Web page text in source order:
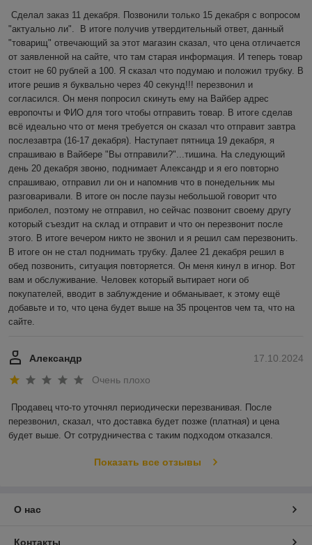
Сделал заказ 11 декабря. Позвонили только 15 декабря с вопросом
"актуально ли".  В итоге получив утвердительный ответ, данный
"товарищ" отвечающий за этот магазин сказал, что цена отличается
от заявленной на сайте, что там старая информация. И теперь товар
стоит не 60 рублей а 100. Я сказал что подумаю и положил трубку. В
итоге решив я буквально через 40 секунд!!! перезвонил и
согласился. Он меня попросил скинуть ему на Вайбер адрес
европочты и ФИО для того чтобы отправить товар. В итоге сделав
всё идеально что от меня требуется он сказал что отправит завтра
послезавтра (16-17 декабря). Наступает пятница 19 декабря, я
спрашиваю в Вайбере "Вы отправили?"...тишина. На следующий
день 20 декабря звоню, поднимает Александр и я его повторно
спрашиваю, отправил ли он и напомнив что в понедельник мы
разговаривали. В итоге он после паузы небольшой говорит что
приболел, поэтому не отправил, но сейчас позвонит своему другу
который съездит на склад и отправит и что он перезвонит после
этого. В итоге вечером никто не звонил и я решил сам перезвонить.
В итоге он не стал поднимать трубку. Далее 21 декабря решил в
обед позвонить, ситуация повторяется. Он меня кинул в игнор. Вот
вам и обслуживание. Человек который вытирает ноги об
покупателей, вводит в заблуждение и обманывает, к этому ещё
добавьте и то, что цена будет выше на 35 процентов чем та, что на
сайте.
17.10.2024
Александр
Очень плохо
Продавец что-то уточнял периодически перезванивая. После
перезвонил, сказал, что доставка будет позже (платная) и цена
будет выше. От сотрудничества с таким подходом отказался.
Показать все отзывы
О нас
Контакты